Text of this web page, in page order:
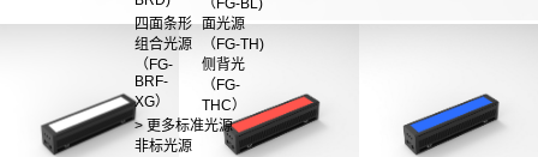
（FG-BL)
四面条形
组合光源
（FG-
BRF-
XG）
面光源
（FG-TH)
侧背光
（FG-
THC）
> 更多标准光源
非标光源